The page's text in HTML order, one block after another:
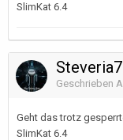
SlimKat 6.4
Geschrieben
Geht das trotz
SlimKat 6.4